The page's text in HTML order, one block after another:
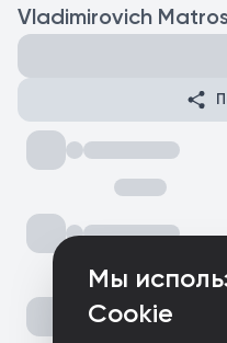
Мы
Cookie
Vladimirovich